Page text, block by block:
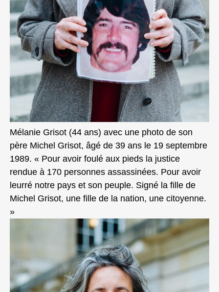
Mélanie Grisot (44 ans) avec une photo de son
père Michel Grisot, âgé de 39 ans le 19 septembre
1989. « Pour avoir foulé aux pieds la justice
rendue à 170 personnes assassinées. Pour avoir
leurré notre pays et son peuple. Signé la fille de
Michel Grisot, une fille de la nation, une citoyenne.
»